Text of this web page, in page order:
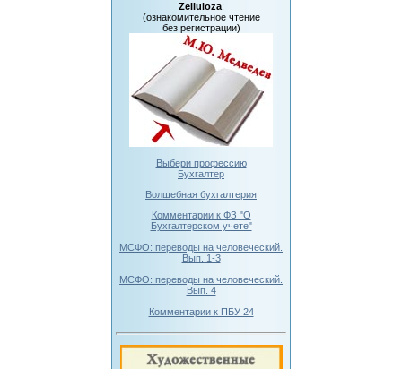
Zelluloza:
(ознакомительное чтение
без регистрации)
Выбери профессию
Бухгалтер
Волшебная бухгалтерия
Комментарии к ФЗ "О
Бухгалтерском учете"
МСФО: переводы на человеческий.
Вып. 1-3
МСФО: переводы на человеческий.
Вып. 4
Комментарии к ПБУ 24